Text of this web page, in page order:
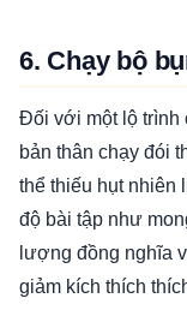
6. Chạy bộ
Đối với một lộ trình
bản thân chạy đói
thể thiếu hụt nhiên
độ bài tập như
lượng đồng nghĩa
giảm kích thích